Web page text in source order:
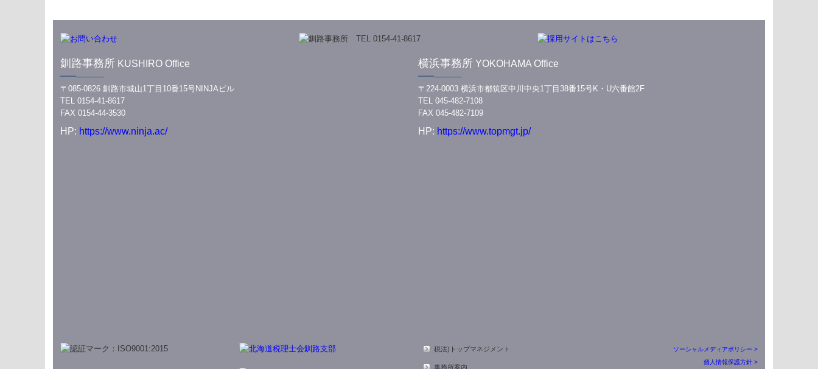
釧路事務所KUSHIRO Office
━━─────
〒085-0826 釧路市城山1丁目10番15号NINJAビル
TEL 0154-41-8617
FAX 0154-44-3530
HP: https://www.ninja.ac/
横浜事務所YOKOHAMA Office
━━─────
〒224-0003 横浜市都筑区中川中央1丁目38番15号K・U六番館2F
TEL 045-482-7108
FAX 045-482-7109
HP: https://www.topmgt.jp/
税法)トップマネジメント
事務所案内
ソーシャルメディアポリシー >
個人情報保護方針 >